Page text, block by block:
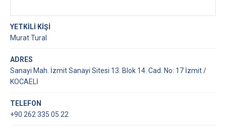
YETKİLİ KİŞİ
Murat Tural
ADRES
Sanayi Mah. İzmit Sanayi Sitesi 13. Blok 14. Cad. No: 17 İzmit /
KOCAELİ
TELEFON
+90 262 335 05 22